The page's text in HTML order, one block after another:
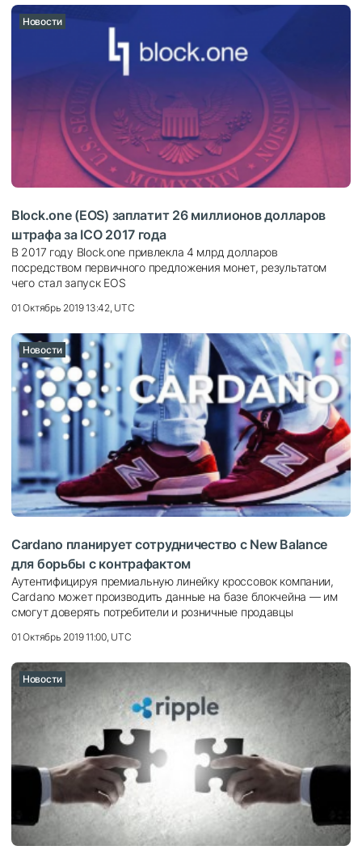
Новости
Block.one (EOS) заплатит 26 миллионов долларов
штрафа за ICO 2017 года
В 2017 году Block.one привлекла 4 млрд долларов
посредством первичного предложения монет, результатом
чего стал запуск EOS
01 Октябрь 2019 13:42, UTC
Новости
Cardano планирует сотрудничество с New Balance
для борьбы с контрафактом
Аутентифицируя премиальную линейку кроссовок компании,
Cardano может производить данные на базе блокчейна — им
смогут доверять потребители и розничные продавцы
01 Октябрь 2019 11:00, UTC
Новости